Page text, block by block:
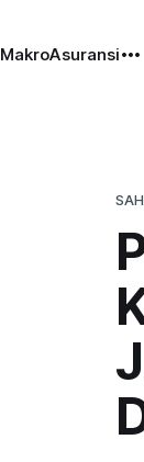
MakroAsuransi